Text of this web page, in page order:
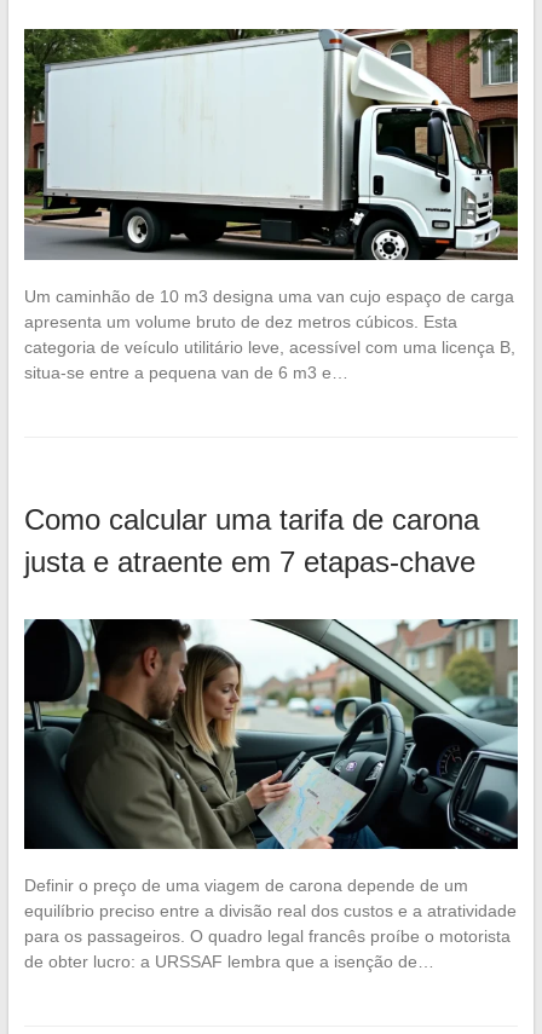
Um caminhão de 10 m3 designa uma van cujo espaço de carga
apresenta um volume bruto de dez metros cúbicos. Esta
categoria de veículo utilitário leve, acessível com uma licença B,
situa-se entre a pequena van de 6 m3 e…
Como calcular uma tarifa de carona
justa e atraente em 7 etapas-chave
Definir o preço de uma viagem de carona depende de um
equilíbrio preciso entre a divisão real dos custos e a atratividade
para os passageiros. O quadro legal francês proíbe o motorista
de obter lucro: a URSSAF lembra que a isenção de…